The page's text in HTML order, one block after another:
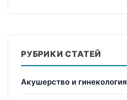
РУБРИКИ СТАТЕЙ
Акушерство и гинекология